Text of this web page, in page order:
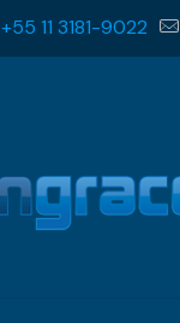
+55 11 3181-9022